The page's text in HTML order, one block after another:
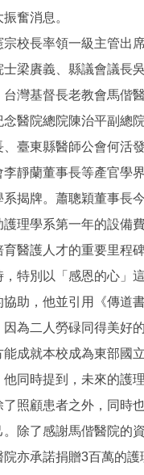
奮消息。
長率領一級主管出席
梁賡義、縣議會議長
台灣基督長老教會馬偕
念醫院總院陳治平副總
臺東縣醫師公會何活
李靜蘭董事長等產官學
系揭牌。蕭聰穎董事長
理學系第一年的設備
醫護人才的重要里程碑
別以「感恩的心」這
助，他並引用《傳道
為二人勞碌同得美好
成就本校成為東部國
同時提到，未來的護
照顧患者之外，同時
。除了感謝馬偕醫院的
院亦承諾捐贈3百萬的